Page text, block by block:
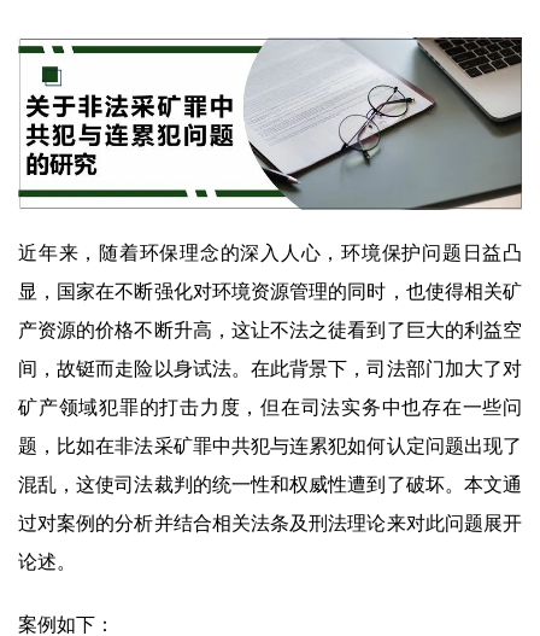
近年来，随着环保理念的深入人心，环境保护问题日益凸
显，国家在不断强化对环境资源管理的同时，也使得相关矿
产资源的价格不断升高，这让不法之徒看到了巨大的利益空
间，故铤而走险以身试法。在此背景下，司法部门加大了对
矿产领域犯罪的打击力度，但在司法实务中也存在一些问
题，比如在非法采矿罪中共犯与连累犯如何认定问题出现了
混乱，这使司法裁判的统一性和权威性遭到了破坏。本文通
过对案例的分析并结合相关法条及刑法理论来对此问题展开
论述。
案例如下：